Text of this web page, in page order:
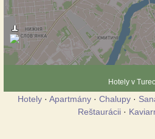
Hotely v
Hotely· Apartmány· Chalupy·
Reštaurácii·